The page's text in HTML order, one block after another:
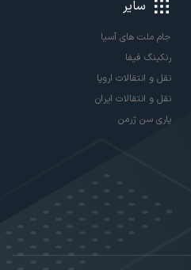
سایر
جام ملت های آسیا
رنکینگ فیفا
نقل و انتقالات اروپا
نقل و انتقالات ایران
پاری سن ژرمن